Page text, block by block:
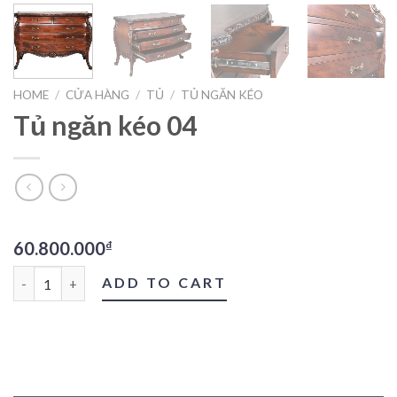
HOME / CỬA HÀNG / TỦ / TỦ NGĂN KÉO
Tủ ngăn kéo 04
60.800.000₫
Tủ ngăn kéo 04 quantityADD TO CART